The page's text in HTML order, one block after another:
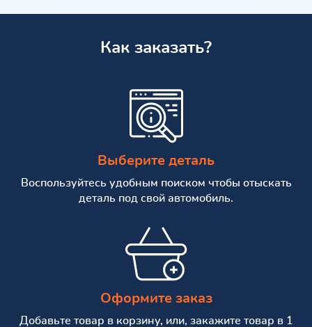
Как заказать?
Выберите деталь
Воспользуйтесь удобным поиском чтобы отыскать
деталь под свой автомобиль.
Оформите заказ
Добавьте товар в корзину, или, закажите товар в 1